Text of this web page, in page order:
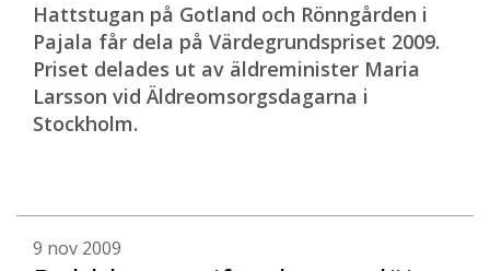
Hattstugan på Gotland och Rönngården i
Pajala får dela på Värdegrundspriset 2009.
Priset delades ut av äldreminister Maria
Larsson vid Äldreomsorgsdagarna i
Stockholm.
9 nov 2009